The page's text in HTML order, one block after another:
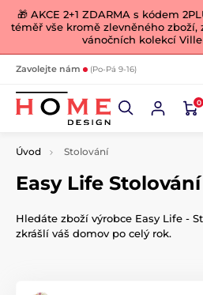
🎁 AKCE 2+1 ZDARMA s kódem
téměř vše kromě zlevněného zboží,
vánočních kolekcí
Zavolejte nám (Po-Pá 9-16)
0
Úvod Stolování
Easy Life Stolování
Hledáte zboží výrobce Easy Life -
zkrášlí váš domov po celý rok.